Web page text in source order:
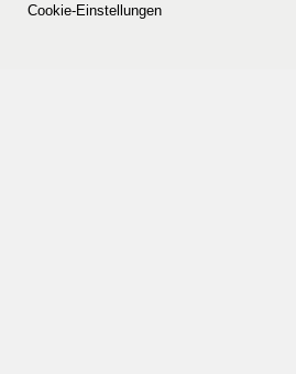
Cookie-Einstellungen